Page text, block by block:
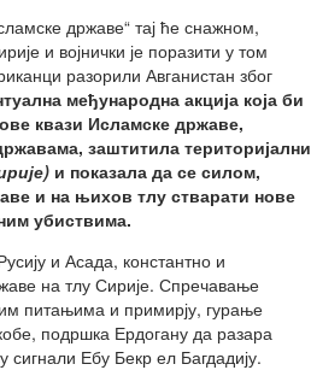
државе“ тај ће снажном,
и војнички је поразити у том
разорили Авганистан због
међународна акција која би
квази Исламске државе,
заштитила територијални
и показала да се силом,
и на њихов тлу стварати нове
убиствима.
и Асада, константно и
на тлу Сирије. Спречавање
питањима и примирју, гурање
подршка Ердогану да разара
сигнали Ебу Бекр ел Багдадију.